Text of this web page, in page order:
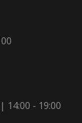
14:00 - 19:00